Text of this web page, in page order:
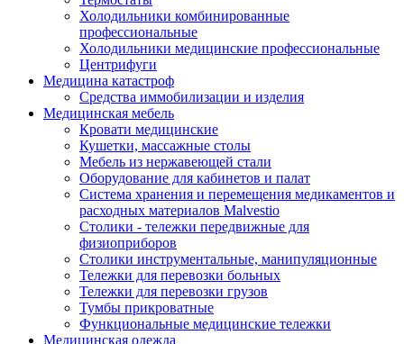
Холодильники комбинированные
профессиональные
Холодильники медицинские профессиональные
Центрифуги
Медицина катастроф
Средства иммобилизации и изделия
Медицинская мебель
Кровати медицинские
Кушетки, массажные столы
Мебель из нержавеющей стали
Оборудование для кабинетов и палат
Система хранения и перемещения медикаментов и
расходных материалов Malvestio
Столики - тележки передвижные для
физиоприборов
Столики инструментальные, манипуляционные
Тележки для перевозки больных
Тележки для перевозки грузов
Тумбы прикроватные
Функциональные медицинские тележки
Медицинская одежда